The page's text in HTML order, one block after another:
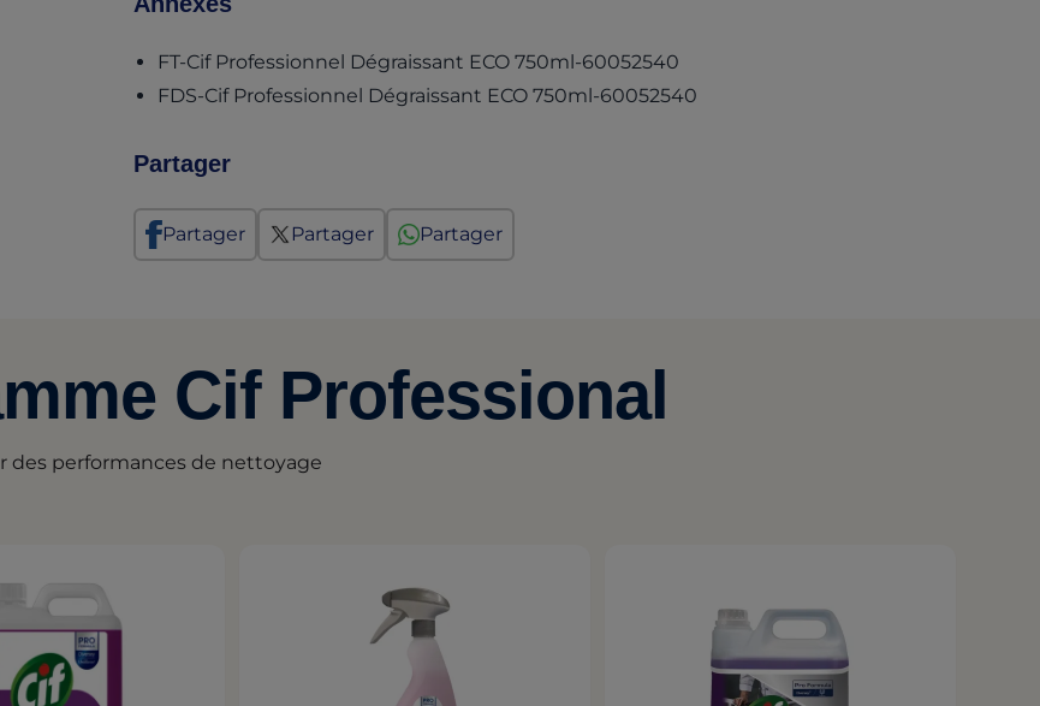
FT-Cif Professionnel Dégraissant ECO 750ml-60052540
FDS-Cif Professionnel Dégraissant ECO 750ml-60052540
Partager
Partager Partager Partager
Cif Professional
des performances de nettoyage